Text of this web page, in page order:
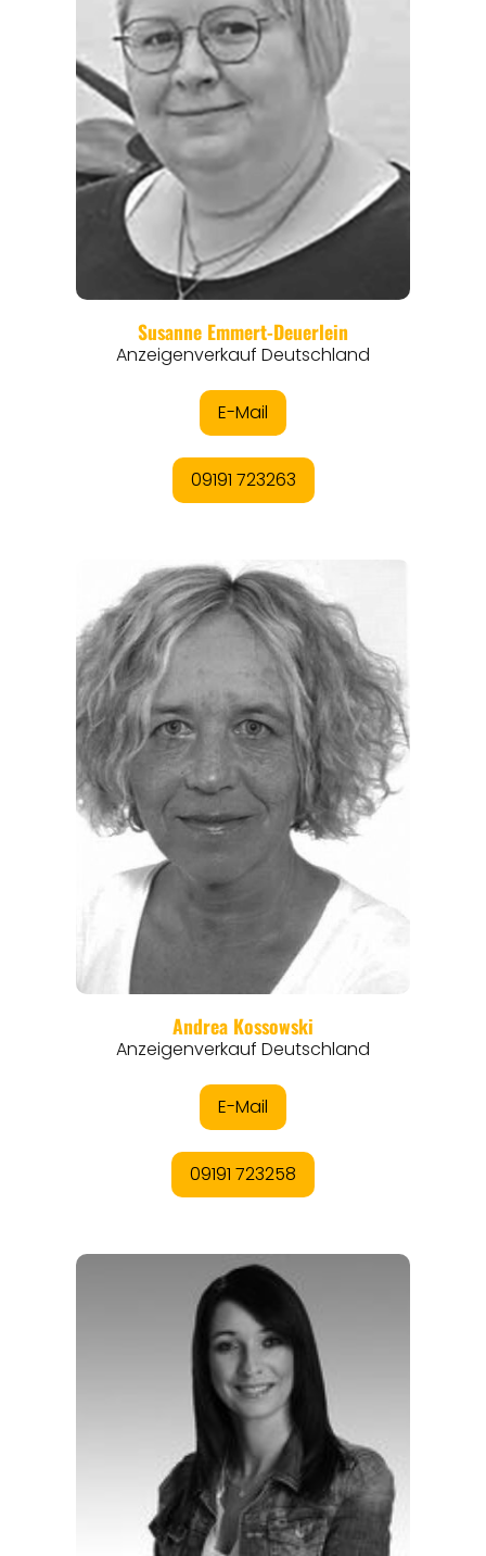
EVENTS
REISEFÜHRER
REISEMAGAZINE
THEMEN
ANGEBOTE